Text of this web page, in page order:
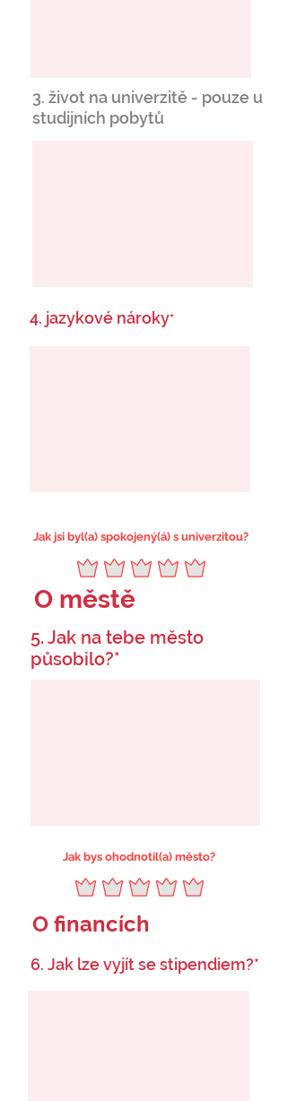
3. život na univerzitě - pouze u
studijních pobytů
4. jazykové nároky*
Jak jsi byl(a) spokojený(á) s univerzitou?
O městě
5. Jak na tebe město
působilo?*
Jak bys ohodnotil(a) město?
O financích
6. Jak lze vyjít se stipendiem?*